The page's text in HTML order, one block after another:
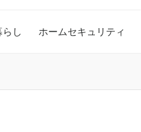
し ホームセキュリティ